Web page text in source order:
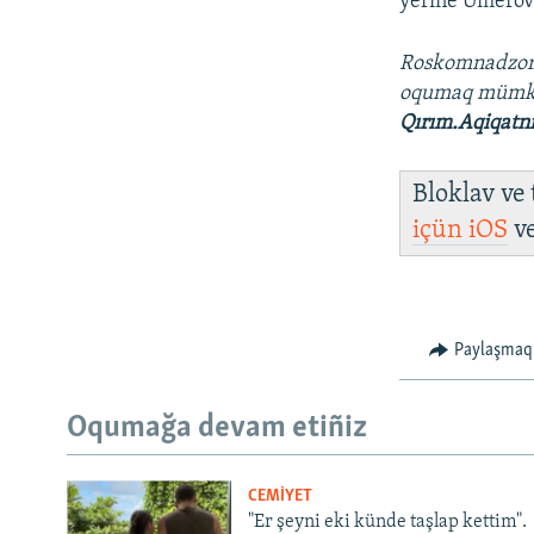
oqumaq
Bloklav ve
içüniOS
Paylaşmaq
Oqumağa devam etiñiz
CEMİYET
"Er şeyni eki künde taşlap kettim".